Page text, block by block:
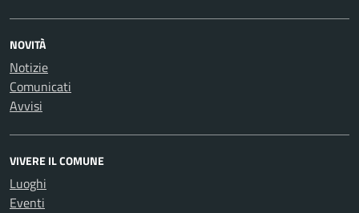
NOVITÀ
Notizie
Comunicati
Avvisi
VIVERE IL COMUNE
Luoghi
Eventi